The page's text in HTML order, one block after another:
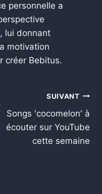
personnelle a
lui donnant
motivation
créer Bebitus.
SUIVANT
Songs 'cocomelon' à
écouter sur YouTube
cette semaine